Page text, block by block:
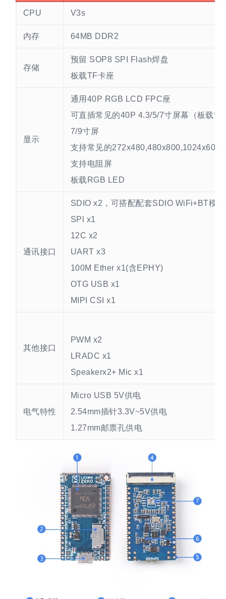
CPU V3s
内存 64MB DDR2
存储
预留 SOP8 SPI Flash焊盘
板载TF卡座
显示
通用40P RGB LCD FPC座
可直插常见的40P 4.3/5/7寸屏幕（板载
7/9寸屏
支持常见的272x480,480x800,1024x600
支持电阻屏
板载RGB LED
通讯接口
SDIO x2，可搭配配套SDIO WiFi+BT模块
SPl x1
12C x2
UART x3
100M Ether x1(含EPHY)
OTG USB x1
MIPI CSI x1
其他接口
PWM x2
LRADC x1
Speakerx2+ Mic x1
电气特性
Micro USB 5V供电
2.54mm插针3.3V~5V供电
1.27mm邮票孔供电